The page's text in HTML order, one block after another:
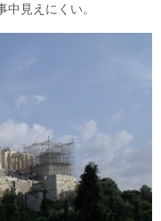
見えにくい。